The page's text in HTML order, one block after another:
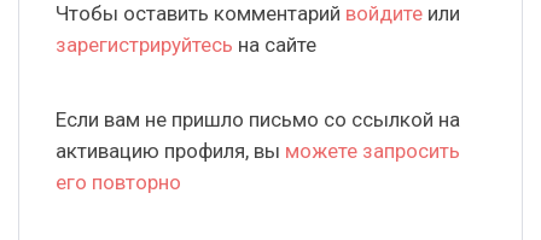
Чтобы оставить комментарий войдите или
зарегистрируйтесь на сайте
Если вам не пришло письмо со ссылкой на
активацию профиля, вы можете запросить
его повторно